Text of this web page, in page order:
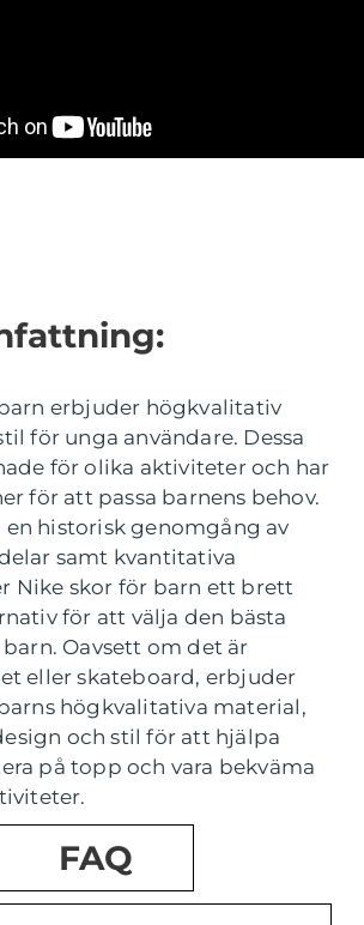
erbjuder högkvalitativ
för unga användare. Dessa
för olika aktiviteter och har
för att passa barnens behov.
en historisk genomgång av
samt kvantitativa
Nike skor för barn ett brett
för att välja den bästa
Oavsett om det är
eller skateboard, erbjuder
högkvalitativa material,
och stil för att hjälpa
på topp och vara bekväma
FAQ